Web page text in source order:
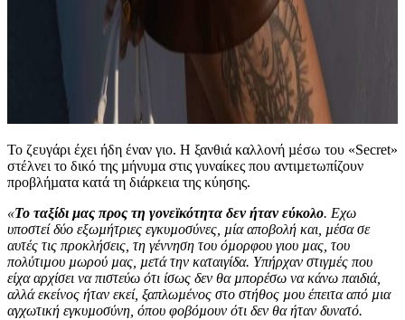
Το ζευγάρι έχει ήδη έναν γιο. Η ξανθιά καλλονή µέσω του «Secret»
στέλνει το δικό της µήνυµα στις γυναίκες που αντιµετωπίζουν
προβλήµατα κατά τη διάρκεια της κύησης.
«Το ταξίδι µας προς τη γονεϊκότητα δεν ήταν εύκολο. Εχω
υποστεί δύο εξωµήτριες εγκυµοσύνες, µία αποβολή και, µέσα σε
αυτές τις προκλήσεις, τη γέννηση του όµορφου γιου µας, του
πολύτιµου µωρού µας, µετά την καταιγίδα. Υπήρχαν στιγµές που
είχα αρχίσει να πιστεύω ότι ίσως δεν θα µπορέσω να κάνω παιδιά,
αλλά εκείνος ήταν εκεί, ξαπλωµένος στο στήθος µου έπειτα από µια
αγχωτική εγκυµοσύνη, όπου φοβόµουν ότι δεν θα ήταν δυνατό.